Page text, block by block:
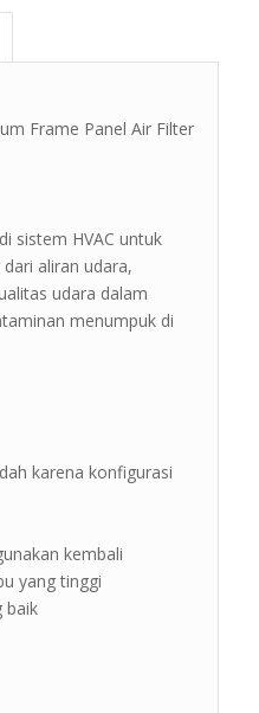
Frame Panel Air Filter
sistem HVAC untuk
aliran udara,
udara dalam
menumpuk di
karena konfigurasi
kembali
yang tinggi
baik